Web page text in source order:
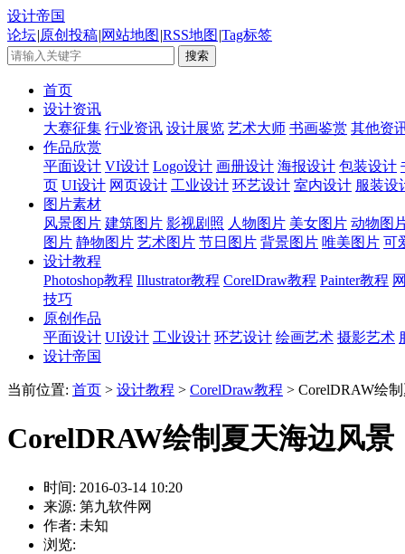
设计帝国
论坛|原创投稿|网站地图 |RSS地图 |Tag标签
首页
设计资讯
大赛征集 行业资讯 设计展览 艺术大师 书画鉴赏 其他资
作品欣赏
平面设计 VI设计 Logo设计 画册设计 海报设计 包装设计
页 UI设计 网页设计 工业设计 环艺设计 室内设计 服装设
图片素材
风景图片 建筑图片 影视剧照 人物图片 美女图片 动物图
图片 静物图片 艺术图片 节日图片 背景图片 唯美图片 可
设计教程
Photoshop教程 Illustrator教程 CorelDraw教程 Painter教程
技巧
原创作品
平面设计 UI设计 工业设计 环艺设计 绘画艺术 摄影艺术
设计帝国
当前位置: 首页 > 设计教程 > CorelDraw教程 > CorelDRAW绘
CorelDRAW绘制夏天海边风景
时间: 2016-03-14 10:20
来源: 第九软件网
作者: 未知
浏览: